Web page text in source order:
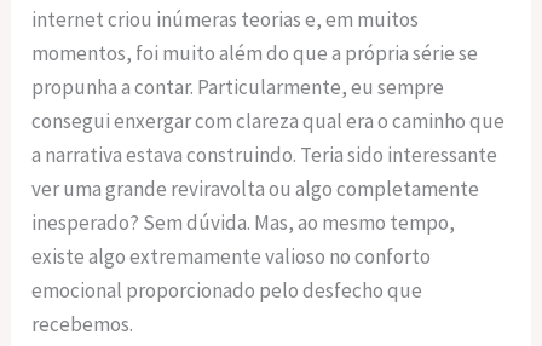
internet criou inúmeras teorias e, em muitos
momentos, foi muito além do que a própria série se
propunha a contar. Particularmente, eu sempre
consegui enxergar com clareza qual era o caminho que
a narrativa estava construindo. Teria sido interessante
ver uma grande reviravolta ou algo completamente
inesperado? Sem dúvida. Mas, ao mesmo tempo,
existe algo extremamente valioso no conforto
emocional proporcionado pelo desfecho que
recebemos.